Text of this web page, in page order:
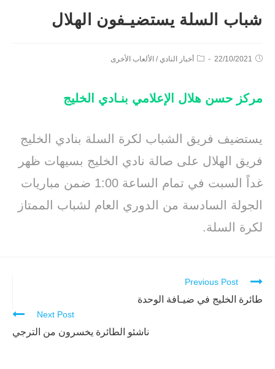
شباب السلة يستضيـفون الهلال
22/10/2021 أخبار النادي / الألعاب الأخرى
مركز حسن هلال الإعلامي بنـادي الخليج
يستضيف فريق الشباب لكرة السلة بنادي الخليج
فريق الهلال على صالة نادي الخليج بسيهات ظهر
غداً السبت في تمام الساعة 1:00 ضمن مباريات
الجولة السادسة من الدوري العام لشباب الممتاز
لكرة السلة.
Continue
Reading
Previous Post
طائرة الخليج في ضيـافة الوحدة
Next Post
ناشئو الطائرة يخسرون من الترجي